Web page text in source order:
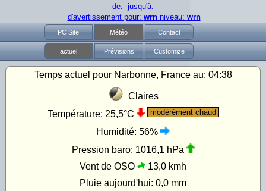
de: jusqu'à:
d'avertissement pour: wrnniveau: wrn
PC Site Météo Contact
actuel Prévisions Customize
Temps actuel pour Narbonne, France au: 04:38
Claires
Température: 25,5°C modérément chaud
Humidité: 56%
Pression baro: 1016,1 hPa
Vent de OSO
13,0 kmh
Pluie aujourd'hui: 0,0 mm